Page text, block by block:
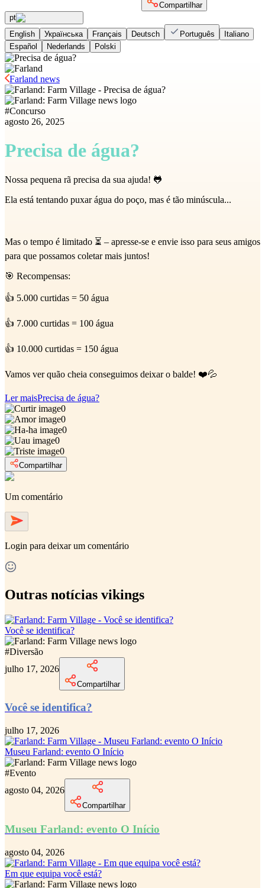
Compartilhar
pt
English
Українська Français Deutsch Português
Italiano
Español
Nederlands Polski
Farland news
#Concurso
agosto 26, 2025
Precisa de água?
Nossa pequena rã precisa da sua ajuda! 🐸
Ela está tentando puxar água do poço, mas é tão minúscula...
Mas o tempo é limitado ⏳ – apresse-se e envie isso para seus amigos
para que possamos coletar mais juntos!
🎯 Recompensas:
👍 5.000 curtidas = 50 água
👍 7.000 curtidas = 100 água
👍 10.000 curtidas = 150 água
Vamos ver quão cheia conseguimos deixar o balde! ❤️💦
Ler maisPrecisa de água?
0
0
0
0
0
Compartilhar
Um comentário
Login para deixar um comentário
Outras notícias vikings
Você se identifica?
#Diversão
julho 17, 2026
Compartilhar
Você se identifica?
julho 17, 2026
Museu Farland: evento O Início
#Evento
agosto 04, 2026
Compartilhar
Museu Farland: evento O Início
agosto 04, 2026
Em que equipa você está?